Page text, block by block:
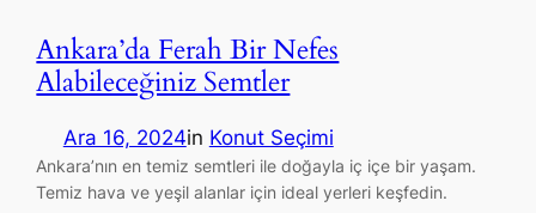
Ankara’da Ferah Bir Nefes
Alabileceğiniz Semtler
Ara 16, 2024in Konut Seçimi
Ankara’nın en temiz semtleri ile doğayla iç içe bir yaşam.
Temiz hava ve yeşil alanlar için ideal yerleri keşfedin.